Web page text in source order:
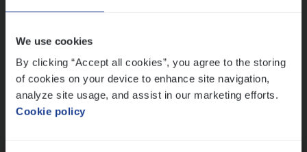
We use cookies
By clicking “Accept all cookies”, you agree to the storing
of cookies on your device to enhance site navigation,
analyze site usage, and assist in our marketing efforts.
Cookie policy